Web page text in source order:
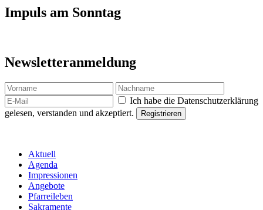
Impuls am Sonntag
Newsletteranmeldung
Ich habe die Datenschutzerklärung
gelesen, verstanden und akzeptiert.
Aktuell
Agenda
Impressionen
Angebote
Pfarreileben
Sakramente